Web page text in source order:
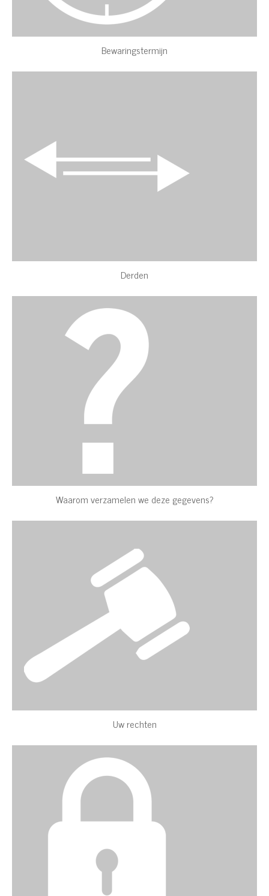
Bewaringstermijn
Derden
Waarom verzamelen we deze gegevens?
Uw rechten